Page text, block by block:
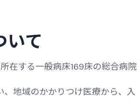
いて
在する一般病床169床の総合病院
地域のかかりつけ医療から、入